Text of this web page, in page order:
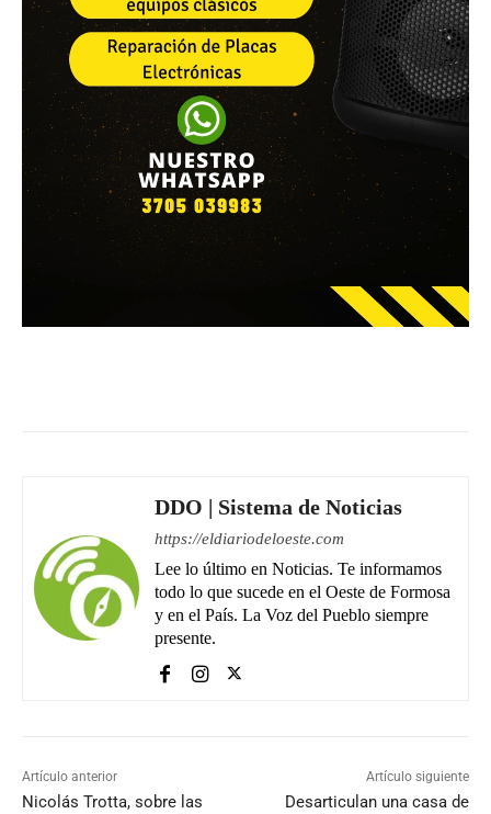
DDO | Sistema de Noticias
https://eldiariodeloeste.com
Lee lo último en Noticias. Te informamos
todo lo que sucede en el Oeste de Formosa
y en el País. La Voz del Pueblo siempre
presente.
Artículo anterior
Nicolás Trotta, sobre las
Artículo siguiente
Desarticulan una casa de